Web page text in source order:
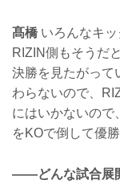
髙橋 いろんなキ
RIZIN側もそうだ
決勝を見たがって
わらないので、
にはいかないので
をKOで倒して優
——どんな試合展